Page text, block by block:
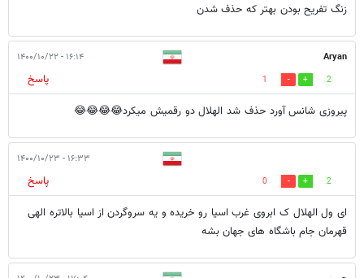
زنگ تفریح بودن بهتر که حذف شدن
Aryan ۱۶:۱۴ - ۱۴۰۰/۱۰/۲۲
2
1
پاسخ
پیروزی شانس آورد حذف شد الهلال دو رقمیش میکرد😂😂😂😂
۱۶:۳۳ - ۱۴۰۰/۱۰/۲۳
2
0
پاسخ
ای ول الهلال ک ابروی غرب اسیا رو خریده و یه سروگردن از اسیا بالاتره الهی
قهرمان جام باشگاه های جهان بشه